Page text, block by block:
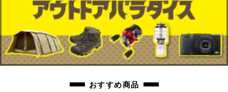
おすすめ商品